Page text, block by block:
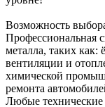
Возможность
Профессиональная
металла, таких как:
вентиляции и
химической
ремонта
Любые технические